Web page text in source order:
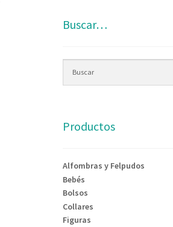
Buscar…
Productos
Alfombras y Felpudos
Bebés
Bolsos
Collares
Figuras